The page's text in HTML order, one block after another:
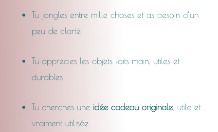
Tu jongles entre mille choses et as besoin d’un
peu de clarté
Tu apprécies les objets faits main, utiles et
durables
Tu cherches une idée cadeau originale, utile et
vraiment utilisée